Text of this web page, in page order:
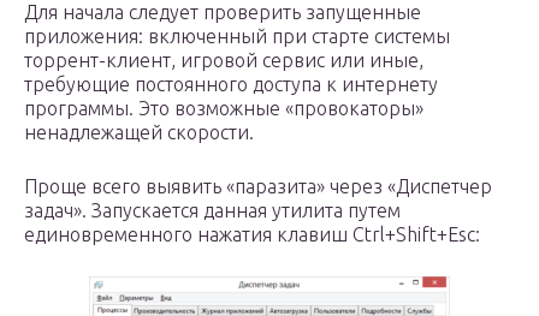
Для начала следует проверить запущенные
приложения: включенный при старте системы
торрент-клиент, игровой сервис или иные,
требующие постоянного доступа к интернету
программы. Это возможные «провокаторы»
ненадлежащей скорости.
Проще всего выявить «паразита» через «Диспетчер
задач». Запускается данная утилита путем
единовременного нажатия клавиш Ctrl+Shift+Esc: